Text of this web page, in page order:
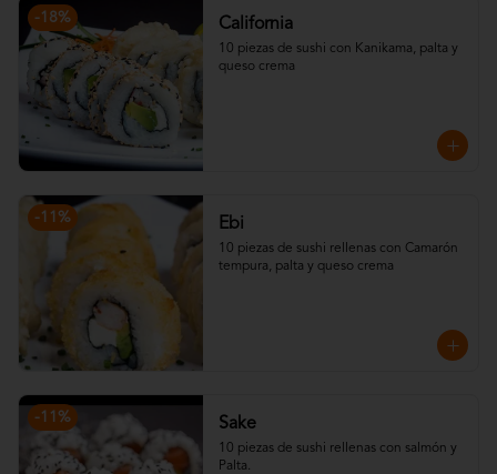
-18% California
10 piezas de sushi con Kanikama, palta y
queso crema
-11 % Ebi
10 piezas de sushi rellenas con Camarón
tempura, palta y queso crema
-11 % Sake
10 piezas de sushi rellenas con salmón y
Palta.